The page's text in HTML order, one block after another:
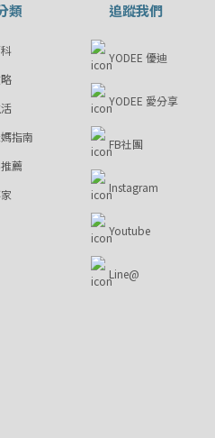
類
指南
薦
追蹤我們
YODEE 優迪
YODEE 愛分享
FB社團
Instagram
Youtube
Line@